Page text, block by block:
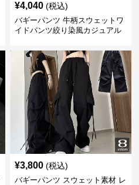
¥4,040 (税込)
バギーパンツ 牛柄スウェットワ
イドパンツ絞り染風カジュアル
¥3,800 (税込)
バギーパンツ スウェット素材 レ